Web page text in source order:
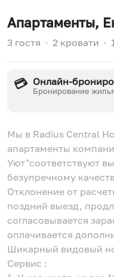
Апартаменты,
3 гостя ∙ 2 кровати ∙
💳 Онлайн-
Бронирование
Мы в Radius Central
апартаменты
Уют"соответствуют
безупречному
Отклонение от
поздний выезд,
согласовывается
оплачивается
Шикарный видовый
Сервис :